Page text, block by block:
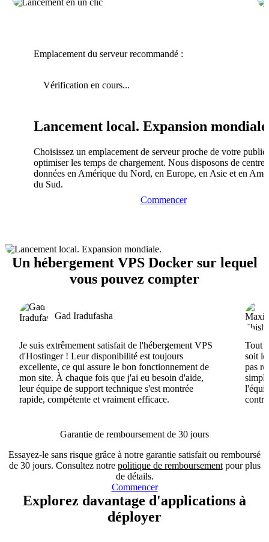
Emplacement du serveur recommandé :
Vérification en cours...
Lancement local. Expansion
Choisissez un emplacement de serveur proche de votre
optimiser les temps de chargement. Nous disposons de
données en Amérique du Nord, en Europe, en Asie et en
du Sud.
Commencer
Un hébergement VPS Docker sur lequel
vous pouvez compter
Gad Iradufasha
Je suis extrêmement satisfait de l'hébergement VPS
d'Hostinger ! Leur disponibilité est toujours
excellente, ce qui assure le bon fonctionnement de
mon site. À chaque fois que j'ai eu besoin d'aide,
leur équipe de support technique s'est montrée
rapide, compétente et vraiment efficace.
Tout
soit
pas
Garantie de remboursement de 30 jours
Essayez-le sans risque grâce à notre garantie satisfait ou remboursé
de 30 jours. Consultez notre politique de remboursementpour plus
de détails.
Commencer
Explorez davantage d'applications à
déployer